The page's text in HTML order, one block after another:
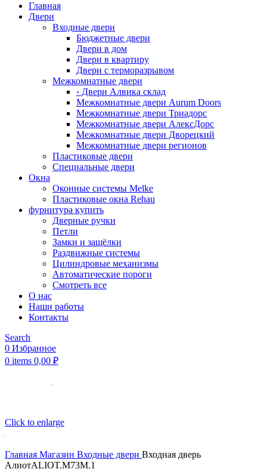
Главная
Двери
Входные двери
Бюджетные двери
Двери в дом
Двери в квартиру
Двери с терморазрывом
Межкомнатные двери
› Двери Алвика склад
Межкомнатные двери Aurum Doors
Межкомнатные двери Триадорс
Межкомнатные двери АлексДорс
Межкомнатные двери Дворецкий
Межкомнатные двери регионов
Пластиковые двери
Специальные двери
Окна
Оконные системы Melke
Пластиковые окна Rehau
фурнитура купить
Дверные ручки
Петли
Замки и защёлки
Раздвижные системы
Цилиндровые механизмы
Автоматические пороги
Смотреть все
О нас
Наши работы
Контакты
Search
0 Избранное
0 items 0,00 ₽
Click to enlarge
Главная Магазин Входные двери Входная дверь
АлиотALIOT.M73M.1